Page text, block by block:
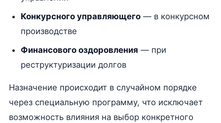
Конкурсного управляющего— в конкурсном
производстве
Финансового оздоровления — при
реструктуризации долгов
Назначение происходит в случайном порядке
через специальную программу, что исключает
возможность влияния на выбор конкретного